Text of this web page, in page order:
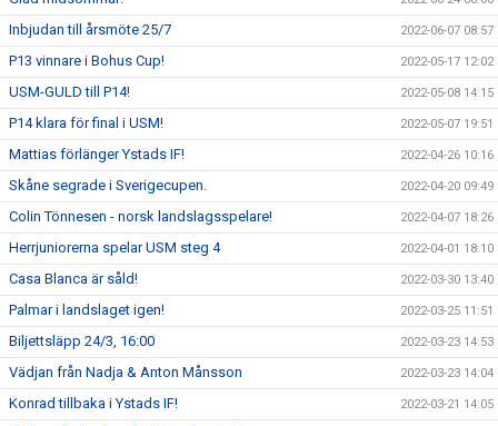
Inbjudan till årsmöte 25/7 2022-06-07 08:57
P13 vinnare i Bohus Cup! 2022-05-17 12:02
USM-GULD till P14! 2022-05-08 14:15
P14 klara för final i USM! 2022-05-07 19:51
Mattias förlänger Ystads IF! 2022-04-26 10:16
Skåne segrade i Sverigecupen. 2022-04-20 09:49
Colin Tönnesen - norsk landslagsspelare! 2022-04-07 18:26
Herrjuniorerna spelar USM steg 4 2022-04-01 18:10
Casa Blanca är såld! 2022-03-30 13:40
Palmar i landslaget igen! 2022-03-25 11:51
Biljettsläpp 24/3, 16:00 2022-03-23 14:53
Vädjan från Nadja & Anton Månsson 2022-03-23 14:04
Konrad tillbaka i Ystads IF! 2022-03-21 14:05